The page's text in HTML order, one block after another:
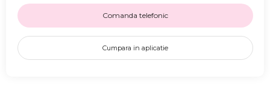
Comanda telefonic
Cumpara in aplicatie